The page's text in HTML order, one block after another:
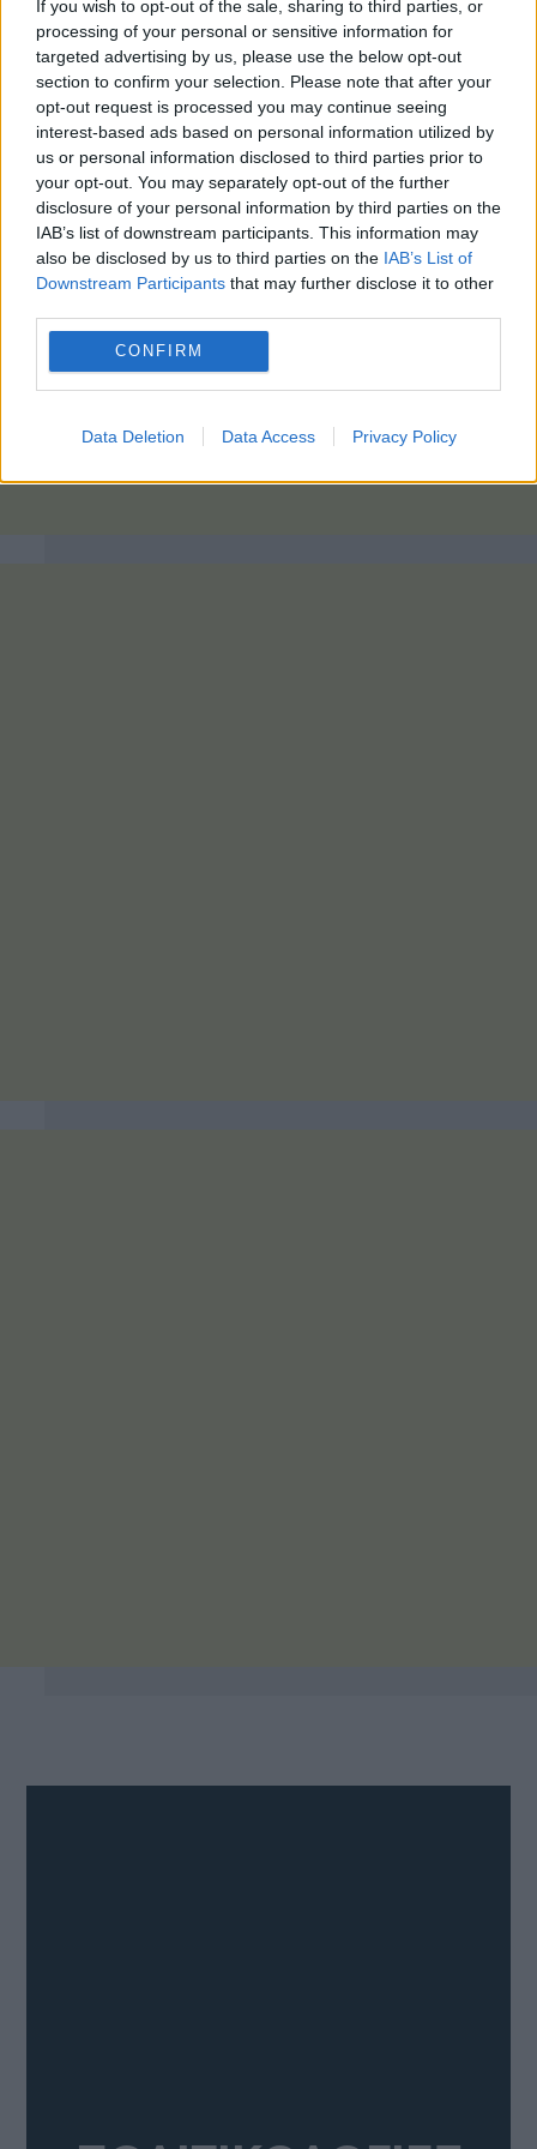
If you wish to opt-out of the sale, sharing to third parties, or
processing of your personal or sensitive information for
targeted advertising by us, please use the below opt-out
section to confirm your selection. Please note that after your
opt-out request is processed you may continue seeing
interest-based ads based on personal information utilized by
us or personal information disclosed to third parties prior to
your opt-out. You may separately opt-out of the further
disclosure of your personal information by third parties on the
IAB’s list of downstream participants. This information may
also be disclosed by us to third parties on the IAB’s List of
Downstream Participants that may further disclose it to other
CONFIRM
Data Deletion Data Access Privacy Policy